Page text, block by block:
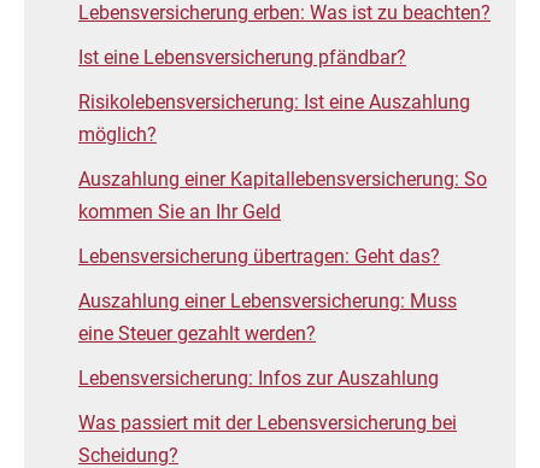
Lebensversicherung erben: Was ist zu beachten?
Ist eine Lebensversicherung pfändbar?
Risikolebens­versicherung: Ist eine Auszahlung
möglich?
Auszahlung einer Kapital­lebensversicherung: So
kommen Sie an Ihr Geld
Lebensversicherung übertragen: Geht das?
Auszahlung einer Lebens­versicherung: Muss
eine Steuer gezahlt werden?
Lebensversicherung: Infos zur Auszahlung
Was passiert mit der Lebensversicherung bei
Scheidung?